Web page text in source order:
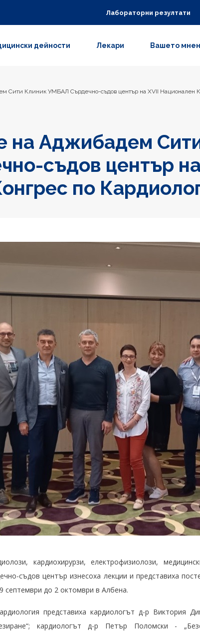
Лабораторни резултати
дейности Лекари Вашето
Сити Клиник УМБАЛ Сърдeчно-съдов център на XVII Национален
на Аджибадем
съдов център
по
кардиохирурзи, електрофизиолози,
съдов център изнесоха лекции и представиха
септември до 2 октомври в Албена.
представиха кардиологът д-р Виктория
кардиологът д-р Петър Поломски -